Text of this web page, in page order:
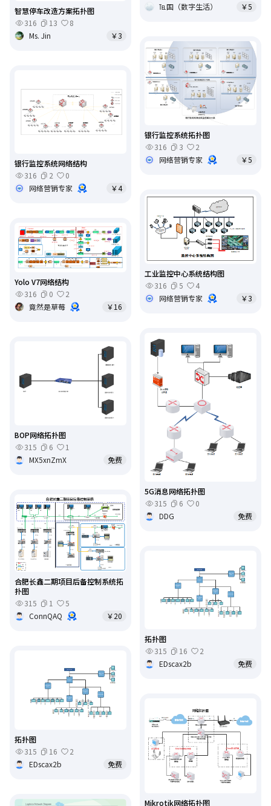
℡国（数字生活）
￥5
智慧停车改造方案拓扑图
316
13
8
Ms. Jin
￥3
银行监控系统拓扑图
316
3
2
网络营销专家
￥5
银行监控系统网络结构
316
2
0
网络营销专家
￥4
工业监控中心系统结构图
316
5
4
网络营销专家
￥3
Yolo V7网络结构
316
0
2
竟然是草莓
￥16
5G消息网络拓扑图
315
6
0
DDG
免费
BOP网络拓扑图
315
6
1
MX5xnZmX
免费
合肥长鑫二期项目后备控制系统拓
扑图
315
1
5
ConnQAQ
￥20
拓扑图
315
16
2
EDscax2b
免费
拓扑图
315
16
2
EDscax2b
免费
Mikrotik网络拓扑图